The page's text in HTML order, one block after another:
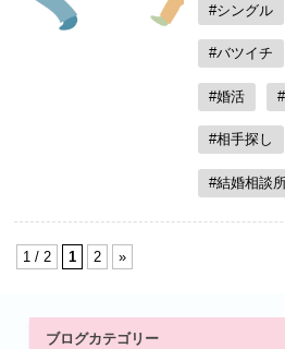
#シングル
#バツイチ
#婚活
#相手探し
#結婚相談
1 / 2 1 2 »
ブログカテゴリー